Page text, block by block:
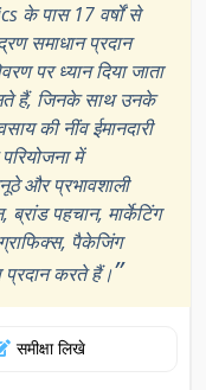
के पास 17 वर्षों से
समाधान प्रदान
पर ध्यान दिया जाता
हैं, जिनके साथ उनके
की नींव ईमानदारी
में
और प्रभावशाली
पहचान, मार्केटिंग
पैकेजिंग
प्रदान करते हैं।”
समीक्षा लिखे